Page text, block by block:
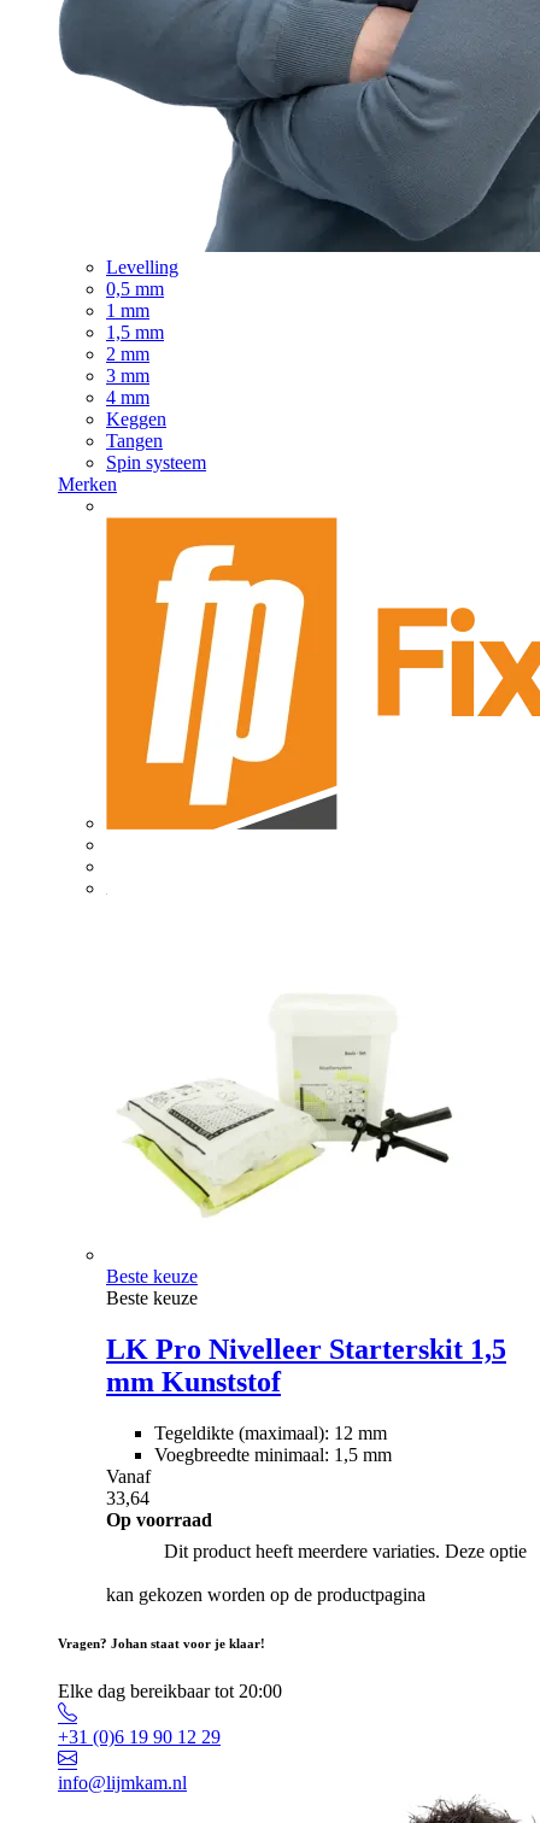
Levelling
0,5 mm
1 mm
1,5 mm
2 mm
3 mm
4 mm
Keggen
Tangen
Spin systeem
Merken
Beste keuze
Beste keuze
LK Pro Nivelleer Starterskit 1,5
mm Kunststof
Tegeldikte (maximaal): 12 mm
Voegbreedte minimaal: 1,5 mm
Vanaf
33,64
Op voorraad
Dit product heeft meerdere variaties. Deze optie
kan gekozen worden op de productpagina
Vragen? Johan staat voor je klaar!
Elke dag bereikbaar tot 20:00
+31 (0)6 19 90 12 29
info@lijmkam.nl